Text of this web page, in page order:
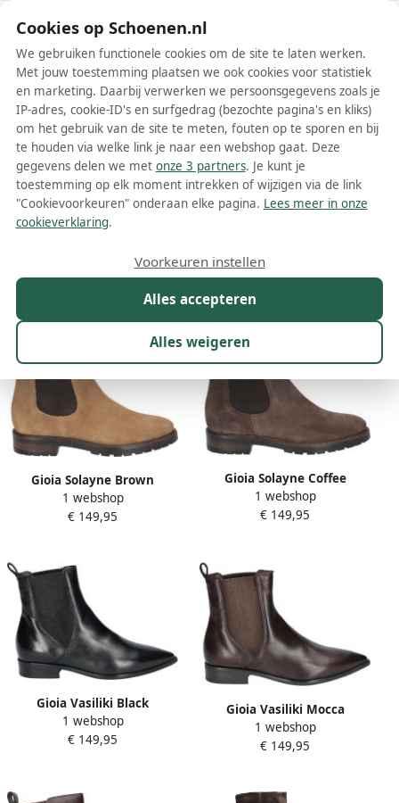
Schoenen.nl
Wis filters Alle filters
Gioia dames boots
Meer lezen
Gioia Solayne Brown
1 webshop
€ 149,95
Gioia Solayne Coffee
1 webshop
€ 149,95
Gioia Vasiliki Black
1 webshop
€ 149,95
Gioia Vasiliki Mocca
1 webshop
€ 149,95
Cookies op Schoenen.nl
We gebruiken functionele cookies om de site te laten werken.
Met jouw toestemming plaatsen we ook cookies voor statistiek
en marketing. Daarbij verwerken we persoonsgegevens zoals je
IP-adres, cookie-ID's en surfgedrag (bezochte pagina's en kliks)
om het gebruik van de site te meten, fouten op te sporen en bij
te houden via welke link je naar een webshop gaat. Deze
gegevens delen we met onze 3 partners. Je kunt je
toestemming op elk moment intrekken of wijzigen via de link
"Cookievoorkeuren" onderaan elke pagina. Lees meer in onze
cookieverklaring.
Alles accepteren
Alles weigeren
Voorkeuren instellen